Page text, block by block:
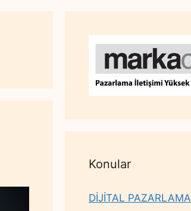
Konular
DİJİTAL PAZARLAMA